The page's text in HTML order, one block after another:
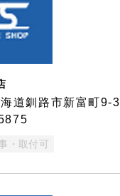
道釧路市新富町9-3
・取付可